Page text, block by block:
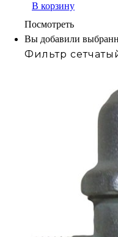
В корзину
Посмотреть
Вы добавили
Фильтр